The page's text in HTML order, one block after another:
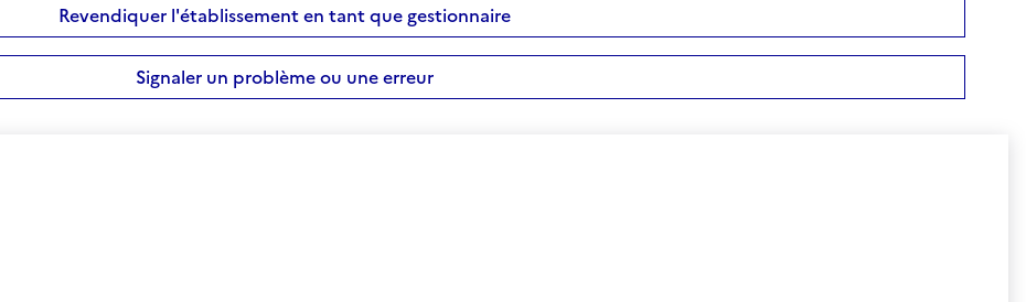
Revendiquer l'établissement en tant que gestionnaire
Signaler un problème ou une erreur